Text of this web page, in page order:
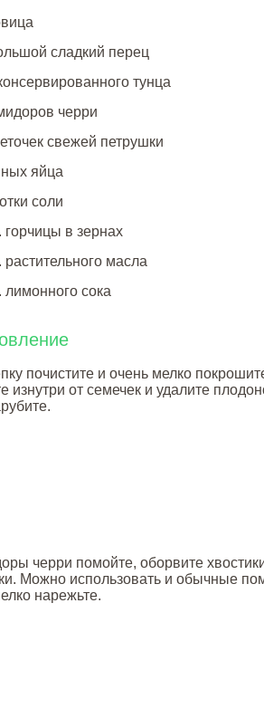
сладкий перец
тунца
черри
свежей петрушки
яйца
соли
горчицы в зернах
растительного масла
лимонного сока
почистите и очень мелко
изнутри от семечек и удалите
черри помойте, оборвите
Можно использовать и обычные
нарежьте.